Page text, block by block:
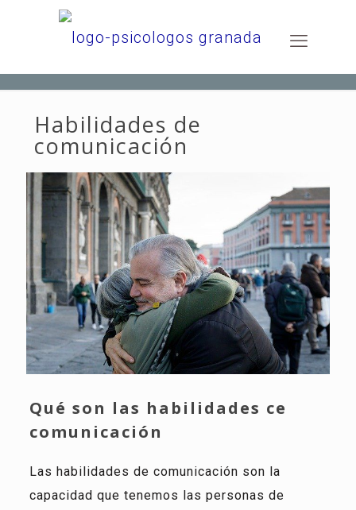
Habilidades de
comunicación
Qué son las habilidades ce
comunicación
Las habilidades de comunicación son la
capacidad que tenemos las personas de